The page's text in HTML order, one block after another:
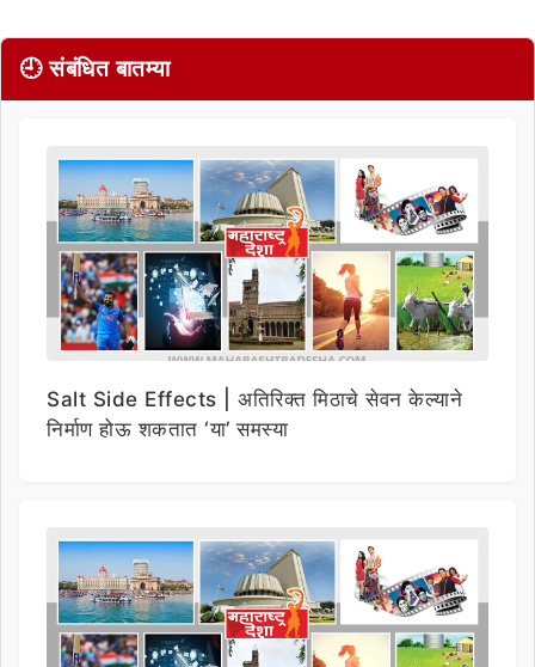
🕘 संबंधित बातम्या
Salt Side Effects | अतिरिक्त मिठाचे सेवन केल्याने
निर्माण होऊ शकतात ‘या’ समस्या